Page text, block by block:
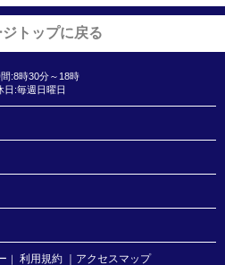
トップに戻る
:8時30分～18時
日:毎週日曜日
｜ 利用規約 ｜アクセスマップ